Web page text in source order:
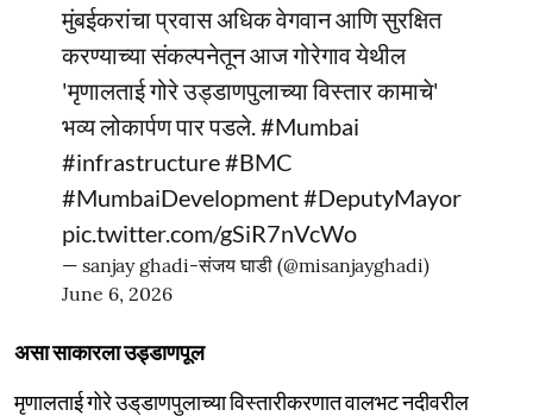
मुंबईकरांचा प्रवास अधिक वेगवान आणि सुरक्षित
करण्याच्या संकल्पनेतून आज गोरेगाव येथील
'मृणालताई गोरे उड्डाणपुलाच्या विस्तार कामाचे'
भव्य लोकार्पण पार पडले. #Mumbai
#infrastructure#BMC
#MumbaiDevelopment#DeputyMayor
pic.twitter.com/gSiR7nVcWo
— sanjay ghadi-संजय घाडी (@misanjayghadi)
June 6, 2026
असा साकारला उड्डाणपूल
मृणालताई गोरे उड्‌डाणपुलाच्या विस्तारीकरणात वालभट नदीवरील